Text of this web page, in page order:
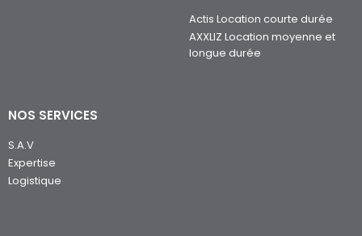
Actis Location courte durée
AXXLIZ Location moyenne et
longue durée
NOS SERVICES
S.A.V
Expertise
Logistique